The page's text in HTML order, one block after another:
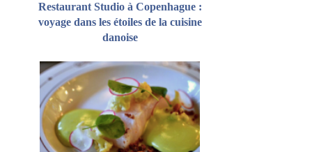
Restaurant Studio à Copenhague :
voyage dans les étoiles de la cuisine
danoise